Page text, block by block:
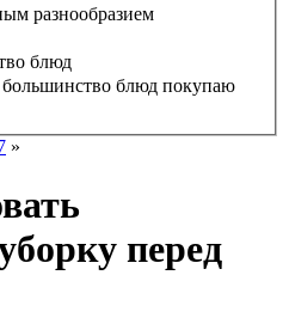
разнообразием
блюд
большинство блюд покупаю
»
перед